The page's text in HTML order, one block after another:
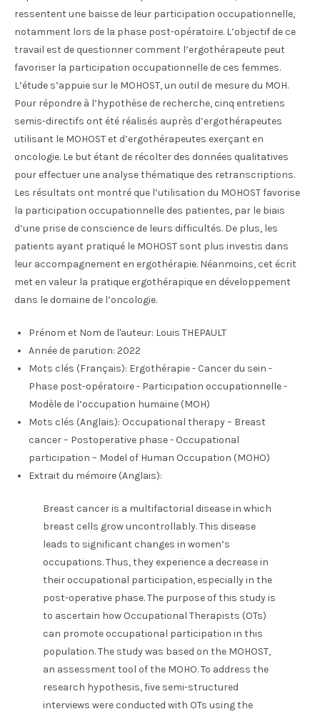
ressentent une baisse de leur participation occupationnelle,
notamment lors de la phase post-opératoire. L’objectif de ce
travail est de questionner comment l’ergothérapeute peut
favoriser la participation occupationnelle de ces femmes.
L’étude s’appuie sur le MOHOST, un outil de mesure du MOH.
Pour répondre à l’hypothèse de recherche, cinq entretiens
semis-directifs ont été réalisés auprès d’ergothérapeutes
utilisant le MOHOST et d’ergothérapeutes exerçant en
oncologie. Le but étant de récolter des données qualitatives
pour effectuer une analyse thématique des retranscriptions.
Les résultats ont montré que l’utilisation du MOHOST favorise
la participation occupationnelle des patientes, par le biais
d’une prise de conscience de leurs difficultés. De plus, les
patients ayant pratiqué le MOHOST sont plus investis dans
leur accompagnement en ergothérapie. Néanmoins, cet écrit
met en valeur la pratique ergothérapique en développement
dans le domaine de l’oncologie.
Prénom et Nom de l'auteur: Louis THEPAULT
Année de parution: 2022
Mots clés (Français): Ergothérapie - Cancer du sein -
Phase post-opératoire - Participation occupationnelle -
Modèle de l’occupation humaine (MOH)
Mots clés (Anglais): Occupational therapy – Breast
cancer – Postoperative phase - Occupational
participation – Model of Human Occupation (MOHO)
Extrait du mémoire (Anglais):
Breast cancer is a multifactorial disease in which
breast cells grow uncontrollably. This disease
leads to significant changes in women’s
occupations. Thus, they experience a decrease in
their occupational participation, especially in the
post-operative phase. The purpose of this study is
to ascertain how Occupational Therapists (OTs)
can promote occupational participation in this
population. The study was based on the MOHOST,
an assessment tool of the MOHO. To address the
research hypothesis, five semi-structured
interviews were conducted with OTs using the